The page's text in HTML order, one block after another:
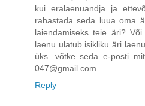
kui eralaenuandja ja
rahastada seda luua oma
laiendamiseks teie äri?
laenu ulatub isikliku äri
üks. võtke seda e-posti
047@gmail.com
Reply